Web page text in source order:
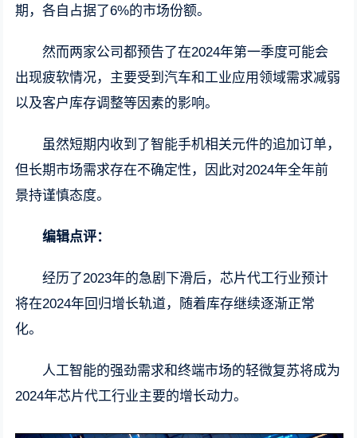
期，各自占据了6%的市场份额。
然而两家公司都预告了在2024年第一季度可能会
出现疲软情况，主要受到汽车和工业应用领域需求减弱
以及客户库存调整等因素的影响。
虽然短期内收到了智能手机相关元件的追加订单，
但长期市场需求存在不确定性，因此对2024年全年前
景持谨慎态度。
编辑点评：
经历了2023年的急剧下滑后，芯片代工行业预计
将在2024年回归增长轨道，随着库存继续逐渐正常
化。
人工智能的强劲需求和终端市场的轻微复苏将成为
2024年芯片代工行业主要的增长动力。